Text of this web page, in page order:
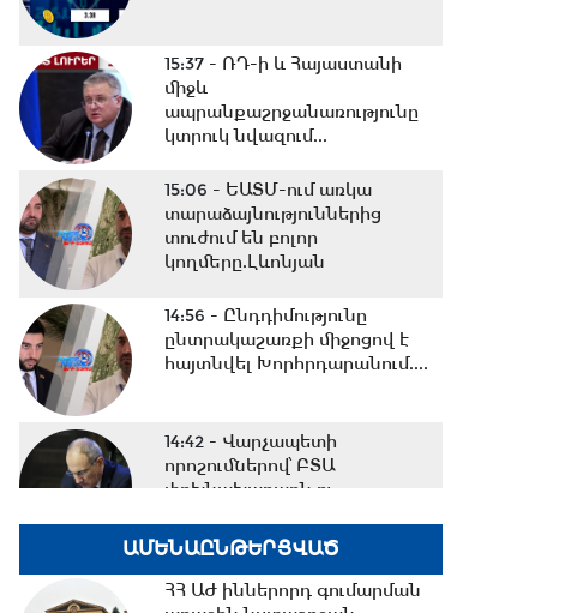
15:37 - ՌԴ-ի և Հայաստանի
միջև
ապրանքաշրջանառությունը
կտրուկ նվազում...
15:06 - ԵԱՏՄ-ում առկա
տարաձայնություններից
տուժում են բոլոր
կողմերը.Լևոնյան
14:56 - Ընդդիմությունը
ընտրակաշառքի միջոցով է
հայտնվել Խորհրդարանում....
14:42 - Վարչապետի
որոշումներով՝ ԲՏԱ
փոխնախարարն ու
Գրիգորյանը վերանշանակվել
ԱՄԵՆԱԸՆԹԵՐՑՎԱԾ
ՀՀ ԱԺ իններորդ գումարման